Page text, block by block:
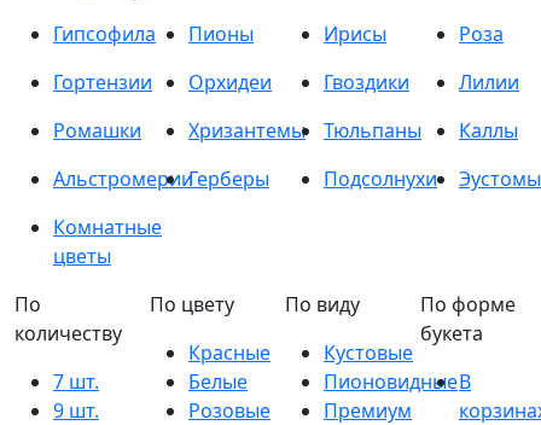
Гипсофила
Пионы Ирисы
Роза
Гортензии
Орхидеи Гвоздики
Лилии
Ромашки
Хризантемы Тюльпаны
Каллы
АльстромерииГерберы Подсолнухи
Эустомы
Комнатные
цветы
По
количеству
7 шт.
9 шт.
По цвету
Красные
Белые
Розовые
По виду
Кустовые
Пионовидные
Премиум
По форме
букета
В